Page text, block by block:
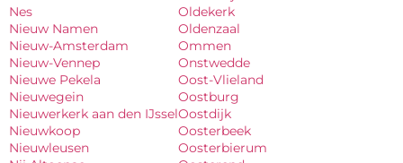
Nes
Nieuw Namen
Nieuw-Amsterdam
Nieuw-Vennep
Nieuwe Pekela
Nieuwegein
Nieuwerkerk aan den IJssel
Nieuwkoop
Nieuwleusen
Oldekerk
Oldenzaal
Ommen
Onstwedde
Oost-Vlieland
Oostburg
Oostdijk
Oosterbeek
Oosterbierum